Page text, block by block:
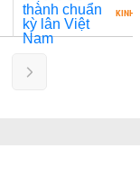
KINH